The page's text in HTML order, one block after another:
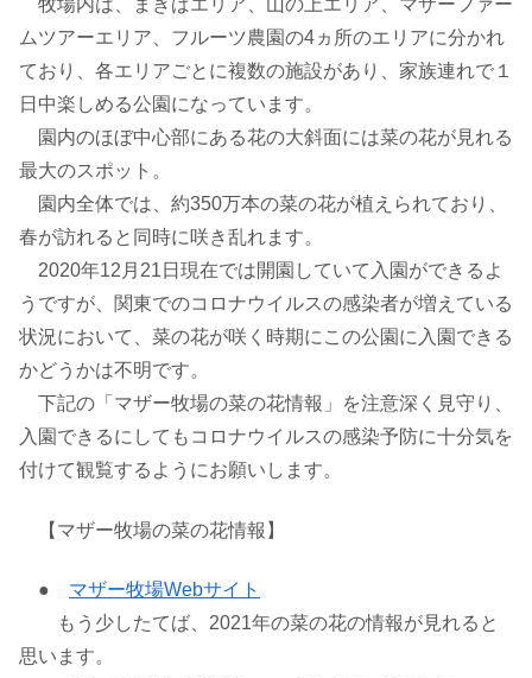
牧場内は、まきばエリア、山の上エリア、マザーファー
ムツアーエリア、フルーツ農園の4ヵ所のエリアに分かれ
ており、各エリアごとに複数の施設があり、家族連れで１
日中楽しめる公園になっています。
園内のほぼ中心部にある花の大斜面には菜の花が見れる
最大のスポット。
園内全体では、約350万本の菜の花が植えられており、
春が訪れると同時に咲き乱れます。
2020年12月21日現在では開園していて入園ができるよ
うですが、関東でのコロナウイルスの感染者が増えている
状況において、菜の花が咲く時期にこの公園に入園できる
かどうかは不明です。
下記の「マザー牧場の菜の花情報」を注意深く見守り、
入園できるにしてもコロナウイルスの感染予防に十分気を
付けて観覧するようにお願いします。
【マザー牧場の菜の花情報】
● マザー牧場Webサイト
もう少したてば、2021年の菜の花の情報が見れると
思います。